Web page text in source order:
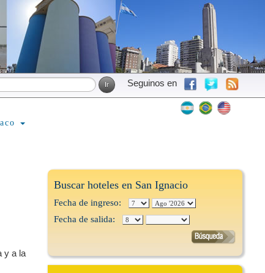
Seguinos en
y a la
Buscar hoteles en San Ignacio
Fecha de ingreso:
Fecha de salida: